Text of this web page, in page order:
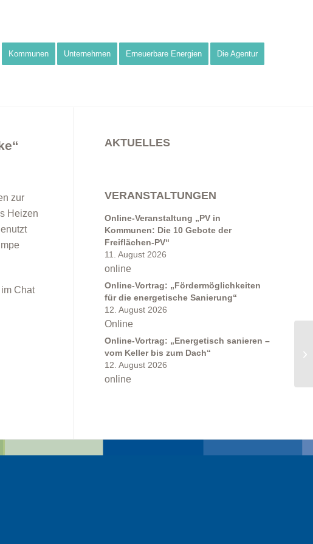
Kommunen Unternehmen Erneuerbare Energien Die Agentur
zur
Heizen
Chat
AKTUELLES
VERANSTALTUNGEN
Online-Veranstaltung „PV in
Kommunen: Die 10 Gebote der
Freiflächen-PV“
11. August 2026
online
Online-Vortrag: „Fördermöglichkeiten
für die energetische Sanierung“
12. August 2026
Online
Online-Vortrag: „Energetisch sanieren –
vom Keller bis zum Dach“
12. August 2026
online